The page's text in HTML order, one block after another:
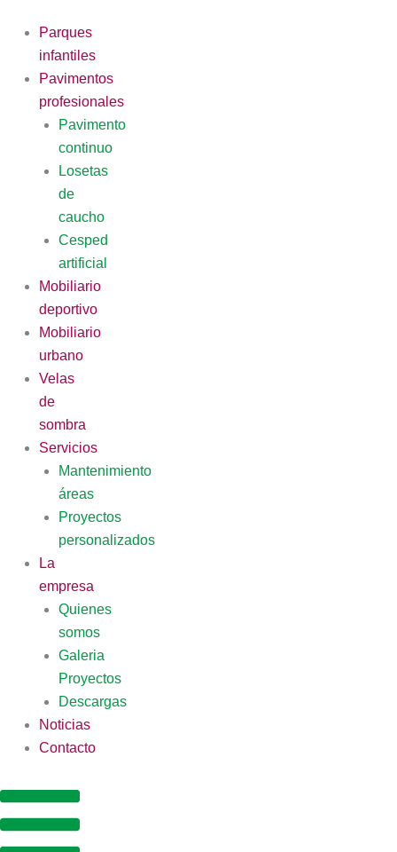
contenido
Parques
infantiles
Pavimentos
profesionales
Pavimento
continuo
Losetas
de
caucho
Cesped
artificial
Mobiliario
deportivo
Mobiliario
urbano
Velas
de
sombra
Servicios
Mantenimiento
áreas
Proyectos
personalizados
La
empresa
Quienes
somos
Galeria
Proyectos
Descargas
Noticias
Contacto